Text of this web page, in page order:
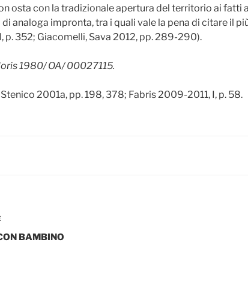
osta con la tradizionale apertura del territorio ai fatti
analoga impronta, tra i quali vale la pena di citare il
p. 352; Giacomelli, Sava 2012, pp. 289-290).
1980/ OA/ 00027115.
Stenico 2001a, pp. 198, 378; Fabris 2009-2011, I, p. 58.
BAMBINO